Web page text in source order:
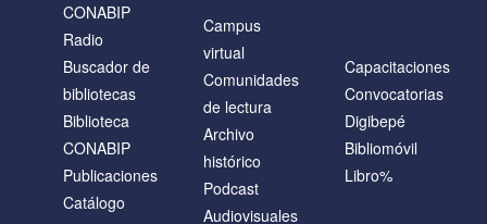
CONABIP
Radio
Buscador de
bibliotecas
Biblioteca
CONABIP
Publicaciones
Catálogo
Campus
virtual
Comunidades
de lectura
Archivo
histórico
Podcast
Audiovisuales
Capacitaciones
Convocatorias
Digibepé
Bibliomóvil
Libro%